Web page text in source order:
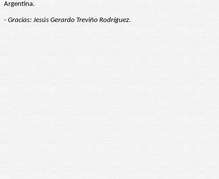
Argentina.
- Gracias: Jesús Gerardo Treviño Rodríguez.